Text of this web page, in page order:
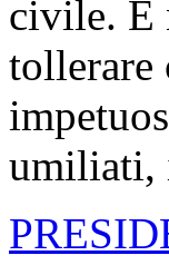
civile. E
tollerare
umiliati,